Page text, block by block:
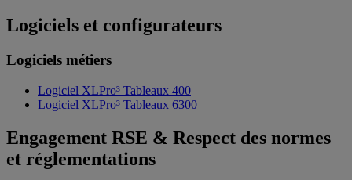
Logiciels et configurateurs
Logiciels métiers
Logiciel XLPro³ Tableaux 400
Logiciel XLPro³ Tableaux 6300
Engagement RSE & Respect des normes
et réglementations